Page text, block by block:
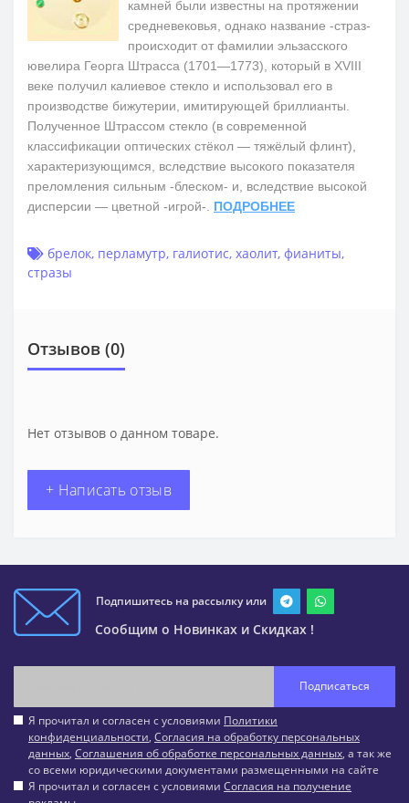
камней были известны на протяжении
средневековья, однако название -страз-
происходит от фамилии эльзасского
ювелира Георга Штрасса (1701—1773), который в XVIII
веке получил калиевое стекло и использовал его в
производстве бижутерии, имитирующей бриллианты.
Полученное Штрассом стекло (в современной
классификации оптических стёкол — тяжёлый флинт),
характеризующимся, вследствие высокого показателя
преломления сильным -блеском- и, вследствие высокой
дисперсии — цветной -игрой-. ПОДРОБНЕЕ
брелок, перламутр, галиотис, хаолит, фианиты,
стразы
Отзывов (0)
Нет отзывов о данном товаре.
+ Написать отзыв
Подпишитесь на рассылку или
Сообщим о Новинках и Скидках !
Подписаться
Я прочитал и согласен с условиями Политики
конфиденциальности, Согласия на обработку персональных
данных, Соглашения об обработке персональных данных, а так же
со всеми юридическими документами размещенными на сайте
Я прочитал и согласен с условиями Согласия на получение